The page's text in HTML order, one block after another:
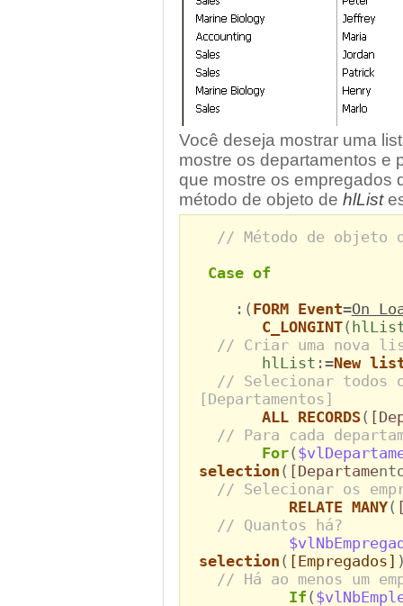
Você deseja mostrar uma
mostre os departamentos e
que mostre os empregados
método de objeto de hlList
// Método de
Case of
:( FORM Event=On
C_LONGINT(
// Criar uma nova
hlList :=New
// Selecionar todos
[Departamentos]
ALL RECORDS(
// Para cada
For(
selection ( [Departame
// Selecionar os
RELATE MANY(
// Quantos há?
selection ( [Empregados]
// Há ao menos um
If (